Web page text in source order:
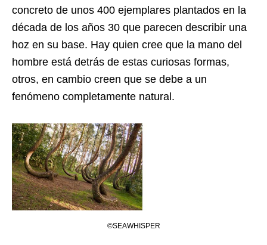
concreto de unos 400 ejemplares plantados en la
década de los años 30 que parecen describir una
hoz en su base. Hay quien cree que la mano del
hombre está detrás de estas curiosas formas,
otros, en cambio creen que se debe a un
fenómeno completamente natural.
©SEAWHISPER